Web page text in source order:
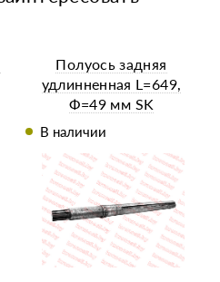
Полуось задняя
удлинненная L=649,
Ф=49 мм SK
В наличии